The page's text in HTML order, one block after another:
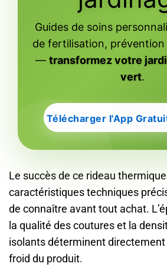
Guides de soins
de fertilisation, prévention
— transformez votre
vert.
Télécharger l'App
Le succès de ce rideau
caractéristiques techniques
de connaître avant tout achat.
la qualité des coutures et la
isolants déterminent directement
froid du produit.